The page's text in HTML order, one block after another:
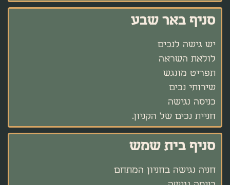
סניף באר שבע
יש גישה לנכים
לולאת השראה
תפריט מונגש
שירותי נכים
כניסה נגישה
חניית נכים של הקניון.
סניף בית שמש
חניה נגישה בחניון המתחם